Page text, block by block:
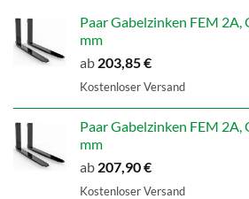
Paar Gabelzinken FEM
mm
ab 203,85€
Kostenloser Versand
Paar Gabelzinken FEM
mm
ab 207,90€
Kostenloser Versand